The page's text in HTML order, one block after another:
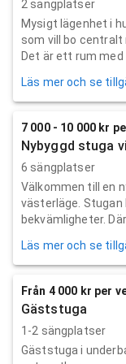
2 sängplatser
Mysigt lägenhet i
som vill bo centralt
Det är ett rum med
Läs mer och se
7 000 - 10 000 kr
Nybyggd stuga
6 sängplatser
Välkommen till en
västerläge. Stugan
bekvämligheter.
Läs mer och se
Från 4 000 kr per
Gäststuga
1-2 sängplatser
Gäststuga i